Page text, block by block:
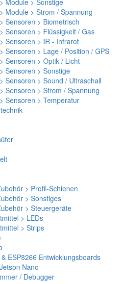
Module > Sonstige
Module > Strom / Spannung
Sensoren > Biometrisch
Sensoren > Flüssigkeit / Gas
Sensoren > IR - Infrarot
Sensoren > Lage / Position / GPS
Sensoren > Optik / Licht
Sensoren > Sonstige
Sensoren > Sound / Ultraschall
Sensoren > Strom / Spannung
Sensoren > Temperatur
> Profil-Schienen
> Sonstiges
> Steuergeräte
> LEDs
> Strips
ESP8266 Entwicklungsboards
Nano
/ Debugger